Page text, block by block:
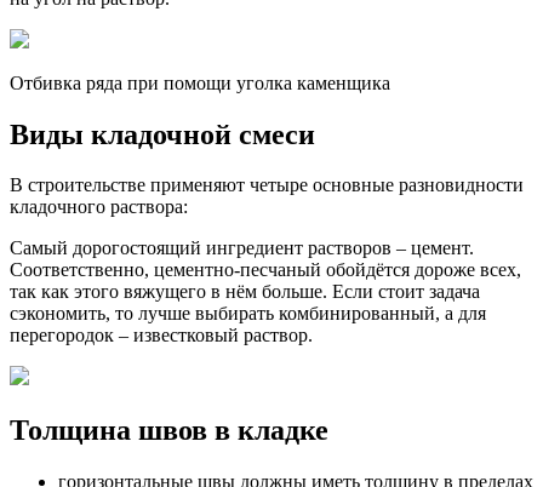
Отбивка ряда при помощи уголка каменщика
Виды кладочной смеси
В строительстве применяют четыре основные разновидности
кладочного раствора:
Самый дорогостоящий ингредиент растворов – цемент.
Соответственно, цементно-песчаный обойдётся дороже всех,
так как этого вяжущего в нём больше. Если стоит задача
сэкономить, то лучше выбирать комбинированный, а для
перегородок – известковый раствор.
Толщина швов в кладке
горизонтальные швы должны иметь толщину в пределах